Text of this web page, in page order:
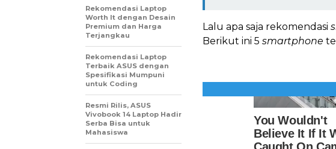
Lalu apa saja rekomendasi
Berikut ini 5 smartphone
Rekomendasi Laptop
Worth It dengan Desain
Premium dan Harga
Terjangkau
Rekomendasi Laptop
Terbaik ASUS dengan
Spesifikasi Mumpuni
untuk Coding
Resmi Rilis, ASUS
Vivobook 14 Laptop Hadir
Serba Bisa untuk
Mahasiswa